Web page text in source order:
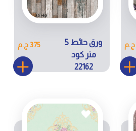
ورق حائط 5
متر كود
22162
375 ج.م